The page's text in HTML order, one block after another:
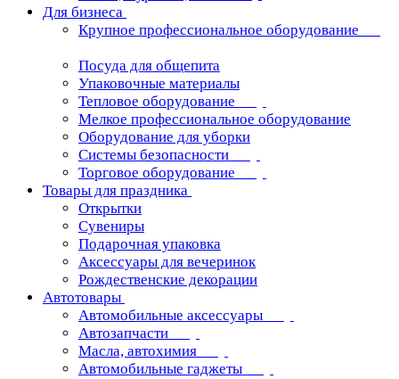
Для бизнеса
Крупное профессиональное оборудование
Посуда для общепита
Упаковочные материалы
Тепловое оборудование
Мелкое профессиональное оборудование
Оборудование для уборки
Системы безопасности
Торговое оборудование
Товары для праздника
Открытки
Сувениры
Подарочная упаковка
Аксессуары для вечеринок
Рождественские декорации
Автотовары
Автомобильные аксессуары
Автозапчасти
Масла, автохимия
Автомобильные гаджеты